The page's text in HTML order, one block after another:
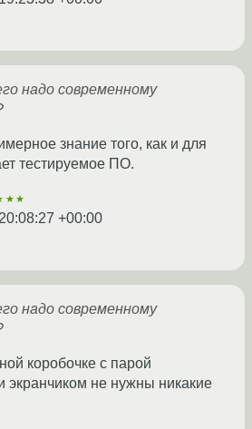
надо современному
знание того, как и для
тестируемое ПО.
+00:00
надо современному
коробочке с парой
экранчиком не нужны никакие